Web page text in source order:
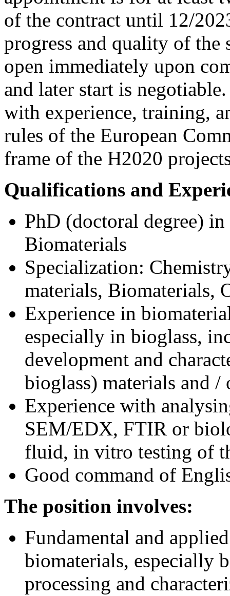
of the contract until 12/
progress and quality of the
open immediately upon
and later start is
with experience, training,
rules of the European
frame of the H2020
Qualifications and
PhD (doctoral degree)
Biomaterials
Specialization:
materials, Biomaterials,
Experience in
especially in bioglass,
development and
bioglass) materials and
Experience with
SEM/EDX, FTIR or
fluid, in vitro testing of
Good command of
The position involves:
Fundamental and
biomaterials, especially
processing and